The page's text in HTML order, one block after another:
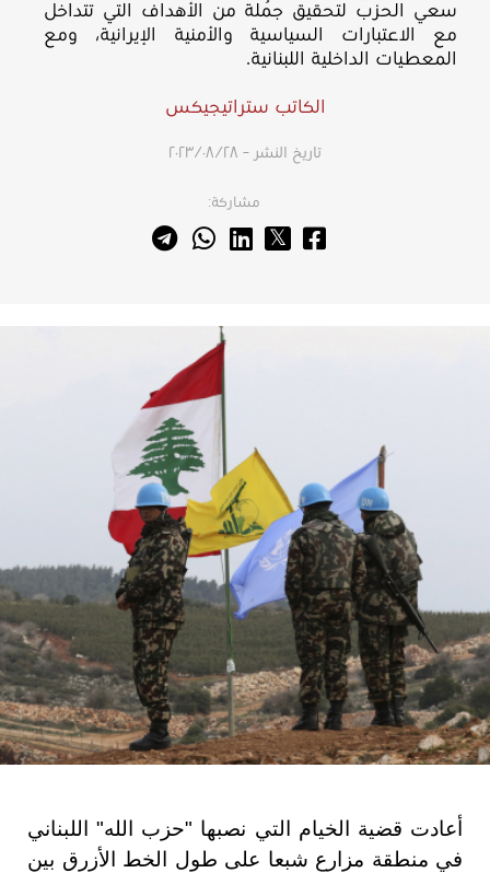
سعي الحزب لتحقيق جُملة من الأهداف التي تتداخل
مع الاعتبارات السياسية والأمنية الإيرانية، ومع
المعطيات الداخلية اللبنانية.
الكاتب ستراتيجيكس
تاريخ النشر – ٢٨‏/٠٨‏/٢٠٢٣
مشاركة:
أعادت قضية الخيام التي نصبها "حزب الله" اللبناني
في منطقة مزارع شبعا على طول الخط الأزرق بين